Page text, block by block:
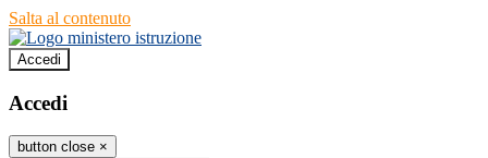
Salta al contenuto
Accedi
Accedi
button close ×